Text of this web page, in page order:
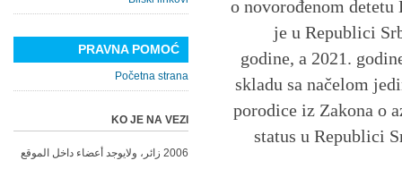
o novorođenom
je u Republici
godine, a 2021.
skladu sa načelom
porodice iz Zakona o
status u Republici
PRAVNA POMOĆ
Početna strana
KO JE NA VEZI
2006 زائر، ولايوجد أعضاء داخل الموقع